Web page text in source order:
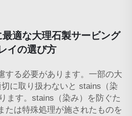
最適な大理石製サービング
イの選び方
する必要があります。一部の大
に取り扱わないと stains（染
ます。stains（染み）を防ぐた
たは特殊処理が施されたものを